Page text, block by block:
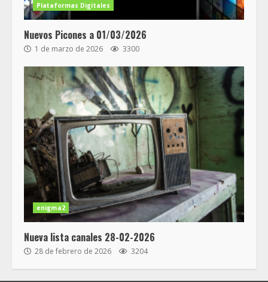
Plataformas Digitales
Nuevos Picones a 01/03/2026
1 de marzo de 2026 3300
enigma2
Nueva lista canales 28-02-2026
28 de febrero de 2026 3204